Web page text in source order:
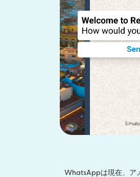
WhatsAppは現在、ア